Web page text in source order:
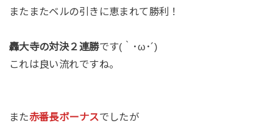
またまたベルの引きに恵まれて勝利！
轟大寺の対決２連勝です(｀･ω･´)
これは良い流れですね。
また赤番長ボーナスでしたが